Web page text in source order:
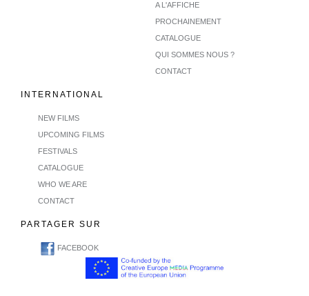
A L'AFFICHE
PROCHAINEMENT
CATALOGUE
QUI SOMMES NOUS ?
CONTACT
INTERNATIONAL
NEW FILMS
UPCOMING FILMS
FESTIVALS
CATALOGUE
WHO WE ARE
CONTACT
PARTAGER SUR
FACEBOOK